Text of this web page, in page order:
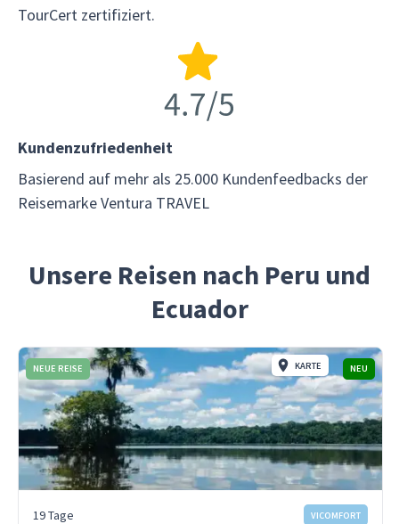
TourCert zertifiziert.
Kundenzufriedenheit
Basierend auf mehr als 25.000 Kundenfeedbacks der
Reisemarke Ventura TRAVEL
Unsere Reisen nach Peru und
Ecuador
NEUE REISE KARTE NEU
19 Tage VICOMFORT